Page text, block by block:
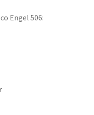
Engel 506: